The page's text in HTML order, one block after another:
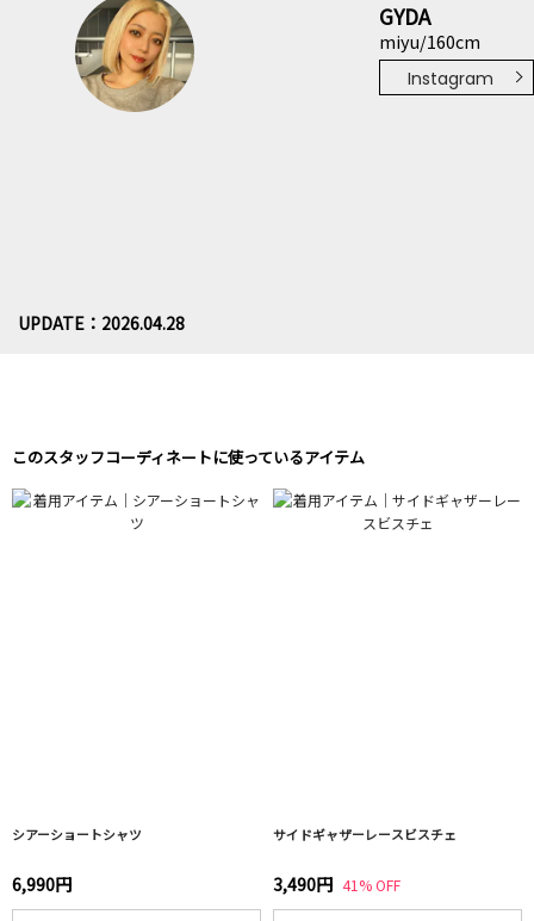
GYDA
miyu/160cm
Instagram
UPDATE：2026.04.28
このスタッフコーディネートに使っているアイテム
シアーショートシャツ
6,990円
サイドギャザーレースビスチェ
3,490円 41% OFF